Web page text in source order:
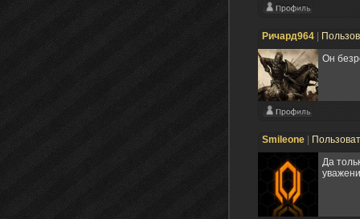
Ричард964
Он
Smileone
Да